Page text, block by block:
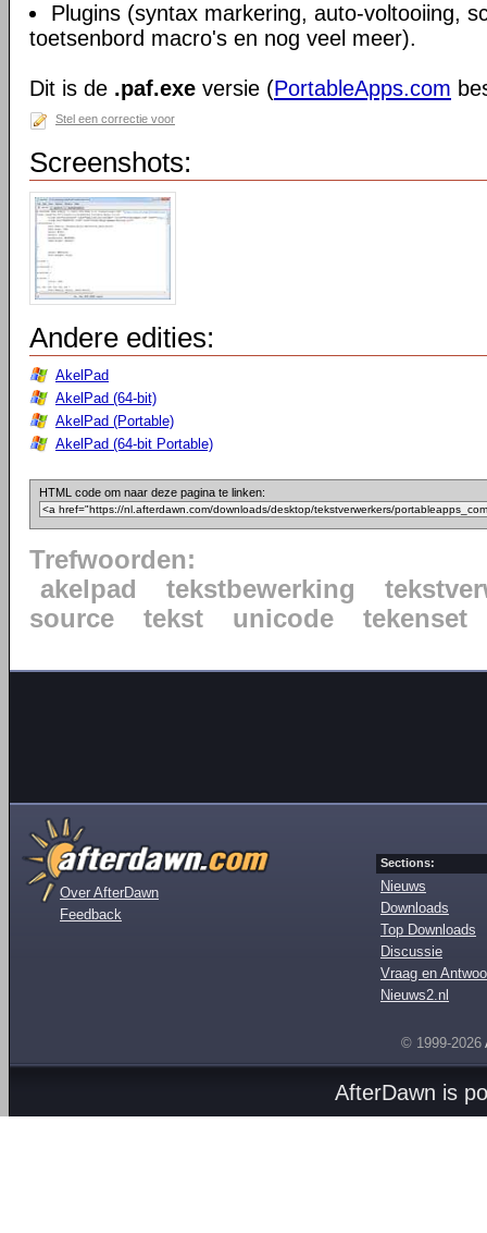
Plugins (syntax markering, auto-voltooiing,
toetsenbord macro's en nog veel meer).
Dit is de .paf.exe versie (PortableApps.com
Stel een correctie voor
Screenshots:
Andere edities:
AkelPad
AkelPad (64-bit)
AkelPad (Portable)
AkelPad (64-bit Portable)
HTML code om naar deze pagina te linken:
Trefwoorden:
akelpad
tekstbewerking
source
tekst unicode tekenset
Over AfterDawn
Feedback
Sections:
Nieuws
Downloads
Top Downloads
Discussie
Vraag en
Nieuws2.nl
© 1999-2026
AfterDawn is